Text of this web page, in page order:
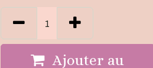
Ajouter au